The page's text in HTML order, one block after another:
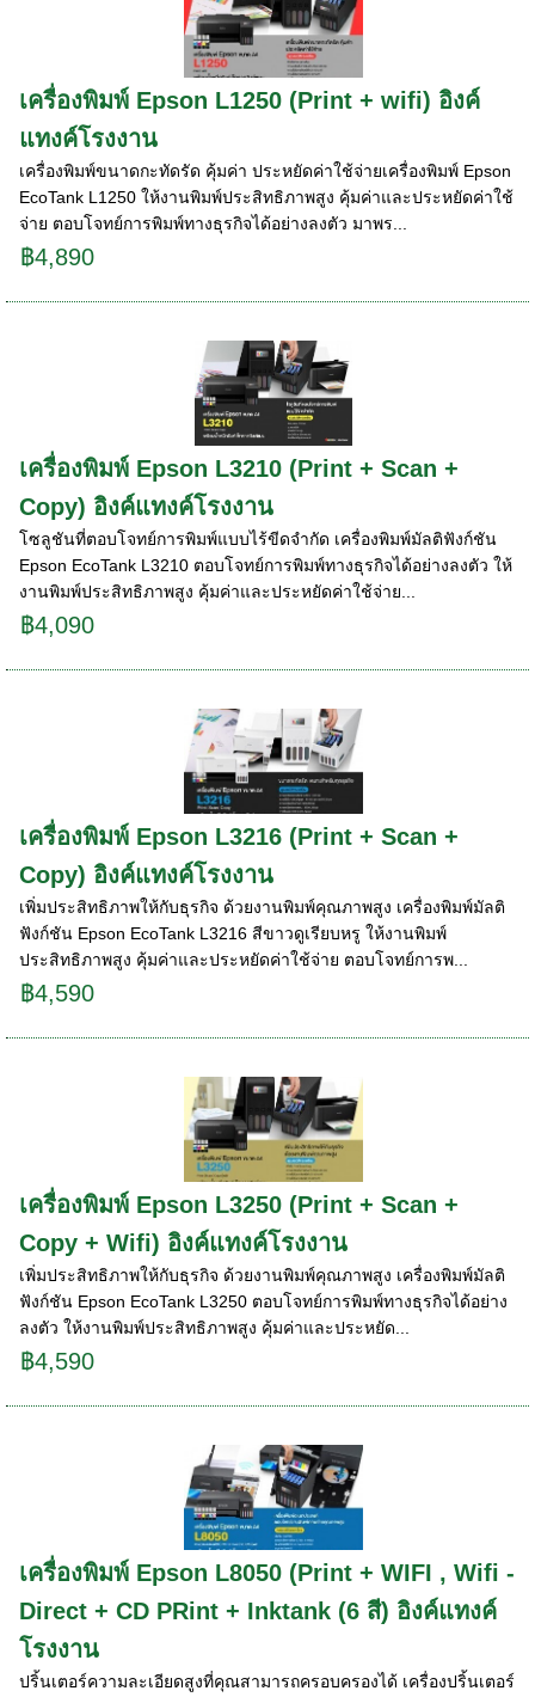
เครื่องพิมพ์ Epson L1250 (Print + wifi) อิงค์
แทงค์โรงงาน
เครื่องพิมพ์ขนาดกะทัดรัด คุ้มค่า ประหยัดค่าใช้จ่ายเครื่องพิมพ์ Epson
EcoTank L1250 ให้งานพิมพ์ประสิทธิภาพสูง คุ้มค่าและประหยัดค่าใช้
จ่าย ตอบโจทย์การพิมพ์ทางธุรกิจได้อย่างลงตัว มาพร...
฿4,890
เครื่องพิมพ์ Epson L3210 (Print + Scan +
Copy) อิงค์แทงค์โรงงาน
โซลูชันที่ตอบโจทย์การพิมพ์แบบไร้ขีดจำกัด เครื่องพิมพ์มัลติฟังก์ชัน
Epson EcoTank L3210 ตอบโจทย์การพิมพ์ทางธุรกิจได้อย่างลงตัว ให้
งานพิมพ์ประสิทธิภาพสูง คุ้มค่าและประหยัดค่าใช้จ่าย...
฿4,090
เครื่องพิมพ์ Epson L3216 (Print + Scan +
Copy) อิงค์แทงค์โรงงาน
เพิ่มประสิทธิภาพให้กับธุรกิจ ด้วยงานพิมพ์คุณภาพสูง เครื่องพิมพ์มัลติ
ฟังก์ชัน Epson EcoTank L3216 สีขาวดูเรียบหรู ให้งานพิมพ์
ประสิทธิภาพสูง คุ้มค่าและประหยัดค่าใช้จ่าย ตอบโจทย์การพ...
฿4,590
เครื่องพิมพ์ Epson L3250 (Print + Scan +
Copy + Wifi) อิงค์แทงค์โรงงาน
เพิ่มประสิทธิภาพให้กับธุรกิจ ด้วยงานพิมพ์คุณภาพสูง เครื่องพิมพ์มัลติ
ฟังก์ชัน Epson EcoTank L3250 ตอบโจทย์การพิมพ์ทางธุรกิจได้อย่าง
ลงตัว ให้งานพิมพ์ประสิทธิภาพสูง คุ้มค่าและประหยัด...
฿4,590
เครื่องพิมพ์ Epson L8050 (Print + WIFI , Wifi -
Direct + CD PRint + Inktank (6 สี) อิงค์แทงค์
โรงงาน
ปริ้นเตอร์ความละเอียดสูงที่คุณสามารถครอบครองได้ เครื่องปริ้นเตอร์